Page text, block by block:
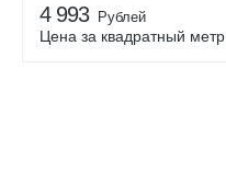
4 993 Рублей
Цена за квадратный метр